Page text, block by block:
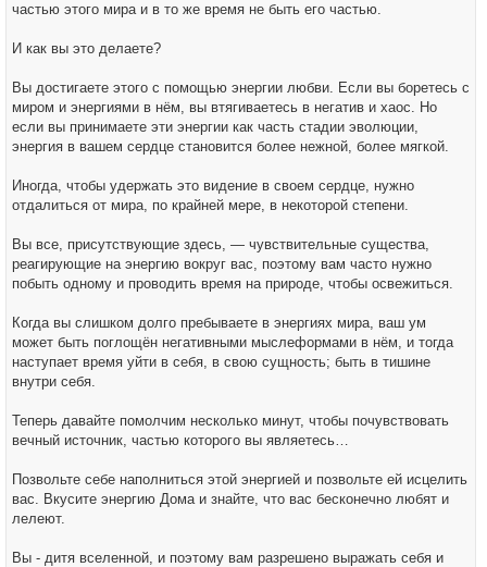
частью этого мира и в то же время не быть его частью.
И как вы это делаете?
Вы достигаете этого с помощью энергии любви. Если вы боретесь с
миром и энергиями в нём, вы втягиваетесь в негатив и хаос. Но
если вы принимаете эти энергии как часть стадии эволюции,
энергия в вашем сердце становится более нежной, более мягкой.
Иногда, чтобы удержать это видение в своем сердце, нужно
отдалиться от мира, по крайней мере, в некоторой степени.
Вы все, присутствующие здесь, — чувствительные существа,
реагирующие на энергию вокруг вас, поэтому вам часто нужно
побыть одному и проводить время на природе, чтобы освежиться.
Когда вы слишком долго пребываете в энергиях мира, ваш ум
может быть поглощён негативными мыслеформами в нём, и тогда
наступает время уйти в себя, в свою сущность; быть в тишине
внутри себя.
Теперь давайте помолчим несколько минут, чтобы почувствовать
вечный источник, частью которого вы являетесь…
Позвольте себе наполниться этой энергией и позвольте ей исцелить
вас. Вкусите энергию Дома и знайте, что вас бесконечно любят и
лелеют.
Вы - дитя вселенной, и поэтому вам разрешено выражать себя и